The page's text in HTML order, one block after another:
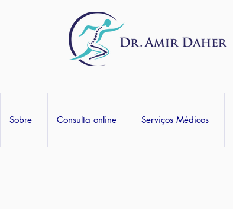
Sobre Consulta online Serviços Médicos